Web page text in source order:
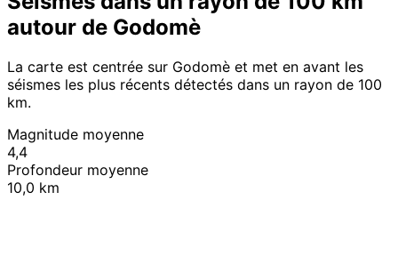
autour de Godomè
La carte est centrée sur Godomè et met en avant les
séismes les plus récents détectés dans un rayon de 100
km.
Magnitude moyenne
4,4
Profondeur moyenne
10,0 km